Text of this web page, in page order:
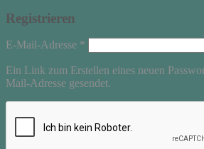
Registrieren
E-Mail-Adresse *
Ein Link zum Erstellen eines neuen
Mail-Adresse gesendet.